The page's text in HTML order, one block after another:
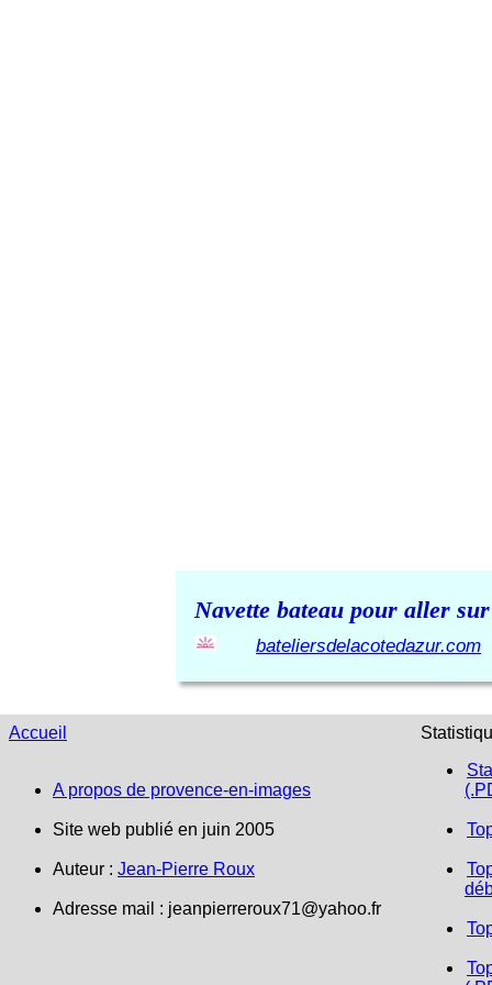
Navette bateau pour aller
bateliersdelacotedazur.com
Accueil
A propos de provence-en-images
Site web publié en juin 2005
Auteur : Jean-Pierre Roux
Adresse mail : jeanpierreroux71@yahoo.fr